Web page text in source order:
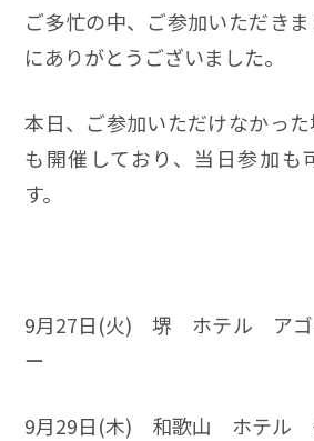
ご多忙の中、ご参加いただき
にありがとうございました。
本日、ご参加いただけなかっ
も開催しており、当日参加も
す。
9月27日(火) 堺 ホテル アゴ
ー
9月29日(木) 和歌山 ホテル